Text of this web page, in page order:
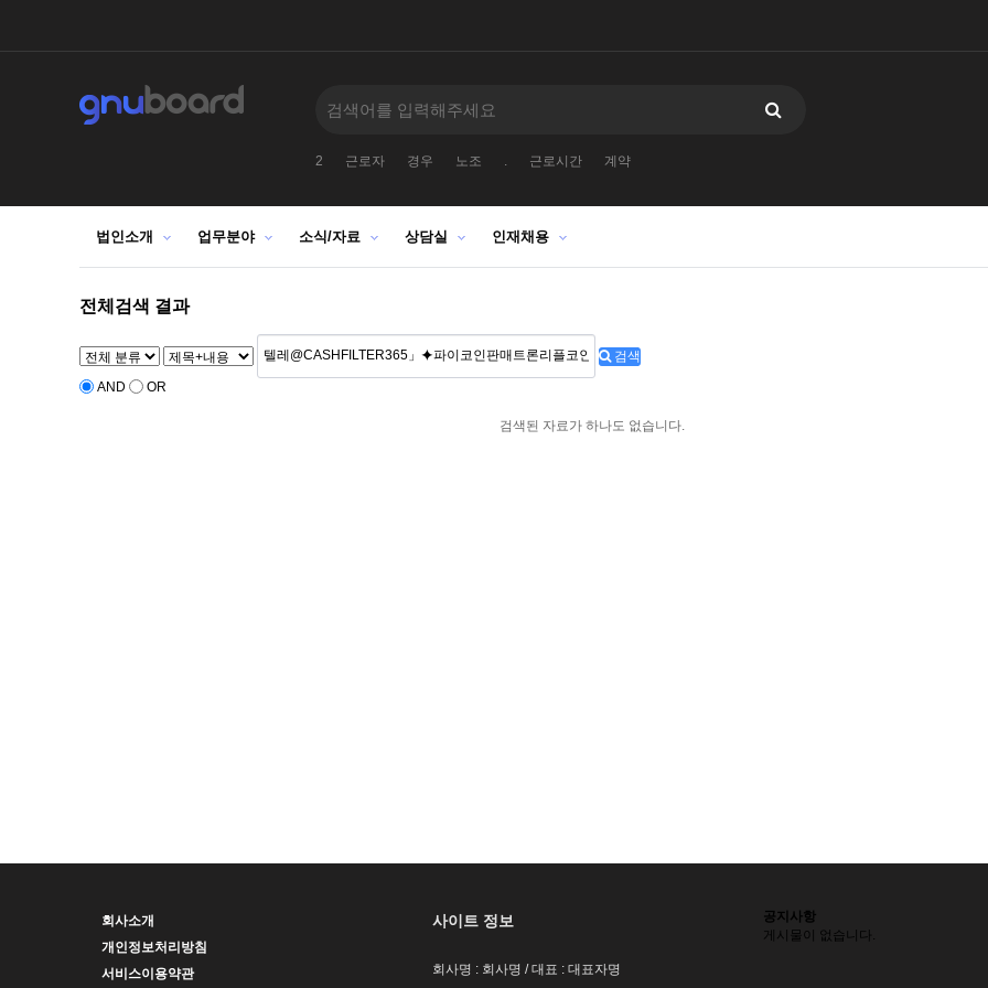
2 근로자 경우 노조 . 근로시간 계약
법인소개 업무분야 소식/자료 상담실 인재채용
전체검색 결과
검색
AND OR
검색된 자료가 하나도 없습니다.
회사소개
개인정보처리방침
서비스이용약관
사이트 정보
회사명 : 회사명 / 대표 : 대표자명
공지사항
게시물이 없습니다.